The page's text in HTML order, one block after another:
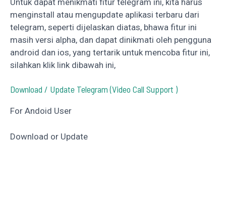
menginstall atau mengupdate aplikasi terbaru dari
telegram, seperti dijelaskan diatas, bhawa fitur ini
masih versi alpha, dan dapat dinikmati oleh pengguna
android dan ios, yang tertarik untuk mencoba fitur ini,
silahkan klik link dibawah ini,
Download / Update Telegram (Video Call Support )
For Andoid User
Download or Update